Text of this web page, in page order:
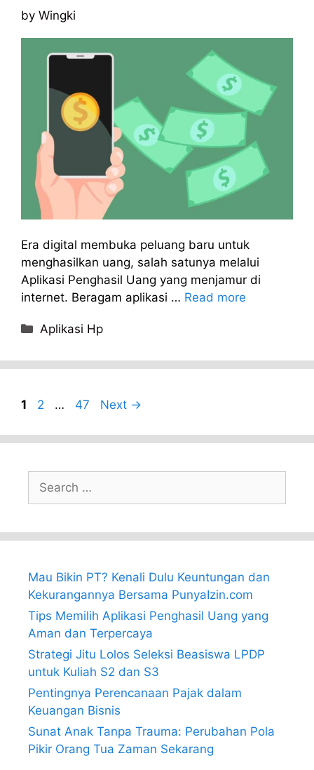
by Wingki
Era digital membuka peluang baru untuk
menghasilkan uang, salah satunya melalui
Aplikasi Penghasil Uang yang menjamur di
internet. Beragam aplikasi … Read more
Categories
Aplikasi Hp
Page
1 Page
2 … Page
47 Next →
for:
Mau Bikin PT? Kenali Dulu Keuntungan dan
Kekurangannya Bersama PunyaIzin.com
Tips Memilih Aplikasi Penghasil Uang yang
Aman dan Terpercaya
Strategi Jitu Lolos Seleksi Beasiswa LPDP
untuk Kuliah S2 dan S3
Pentingnya Perencanaan Pajak dalam
Keuangan Bisnis
Sunat Anak Tanpa Trauma: Perubahan Pola
Pikir Orang Tua Zaman Sekarang